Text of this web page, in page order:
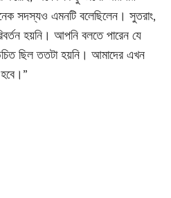
সদস্যও এমনটি বলেছিলেন। সুতরাং,
হয়নি। আপনি বলতে পারেন যে
ছিল ততটা হয়নি। আমাদের এখন